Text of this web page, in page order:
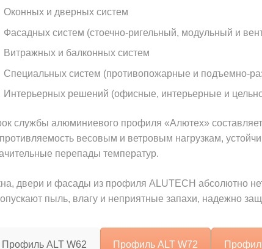
Оконных и дверных систем
Фасадных систем (стоечно-ригельный, модульный и
Витражных и балконных систем
Специальных систем (противопожарные и подъемно-
Интерьерных решений (офисные, интерьерные и
службы алюминиевого профиля «Алютех»
весовым и ветровым нагрузкам,
перепады температур.
двери и фасады из профиля ALUTECH абсолютно
пыль, влагу и неприятные запахи, надежно
Профиль ALT W62 Профиль ALT W72